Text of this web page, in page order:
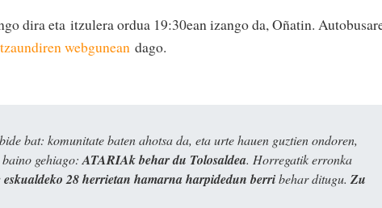
dira eta itzulera ordua 19:30ean izango da, Oñatin.
webgunean dago.
bat: komunitate baten ahotsa da, eta urte hauen guztien ondoren,
gehiago: ATARIAk behar du Tolosaldea. Horregatik erronka
eskualdeko 28 herrietan hamarna harpidedun berribehar ditugu. Zu